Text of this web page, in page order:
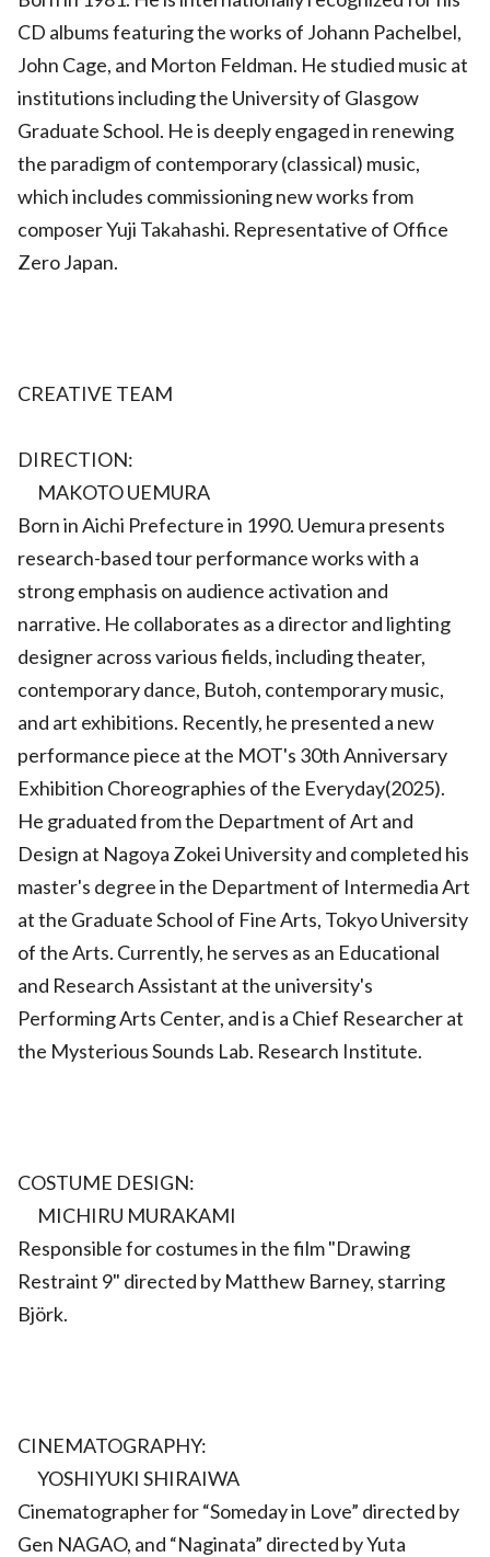
CD albums featuring the works of Johann Pachelbel,
John Cage, and Morton Feldman. He studied music at
institutions including the University of Glasgow
Graduate School. He is deeply engaged in renewing
the paradigm of contemporary (classical) music,
which includes commissioning new works from
composer Yuji Takahashi. Representative of Office
Zero Japan.
CREATIVE TEAM
DIRECTION:
MAKOTO UEMURA
Born in Aichi Prefecture in 1990. Uemura presents
research-based tour performance works with a
strong emphasis on audience activation and
narrative. He collaborates as a director and lighting
designer across various fields, including theater,
contemporary dance, Butoh, contemporary music,
and art exhibitions. Recently, he presented a new
performance piece at the MOT's 30th Anniversary
Exhibition Choreographies of the Everyday(2025).
He graduated from the Department of Art and
Design at Nagoya Zokei University and completed his
master's degree in the Department of Intermedia Art
at the Graduate School of Fine Arts, Tokyo University
of the Arts. Currently, he serves as an Educational
and Research Assistant at the university's
Performing Arts Center, and is a Chief Researcher at
the Mysterious Sounds Lab. Research Institute.
COSTUME DESIGN:
MICHIRU MURAKAMI
Responsible for costumes in the film "Drawing
Restraint 9" directed by Matthew Barney, starring
Björk.
CINEMATOGRAPHY:
YOSHIYUKI SHIRAIWA
Cinematographer for “Someday in Love” directed by
Gen NAGAO, and “Naginata” directed by Yuta